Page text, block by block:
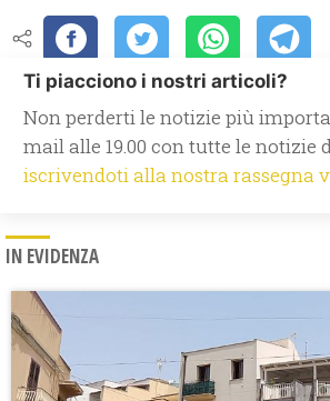
Ti piacciono i nostri articoli?
Non perderti le notizie più
mail alle 19.00 con tutte le notizie
iscrivendoti alla nostra rassegna
IN EVIDENZA